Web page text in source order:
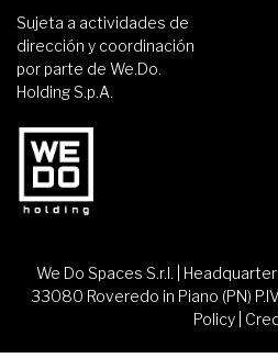
Sujeta a actividades de
dirección y coordinación
por parte de We.Do.
Holding S.p.A.
We Do Spaces S.r.l. |
33080 Roveredo in Piano (PN)
Policy|